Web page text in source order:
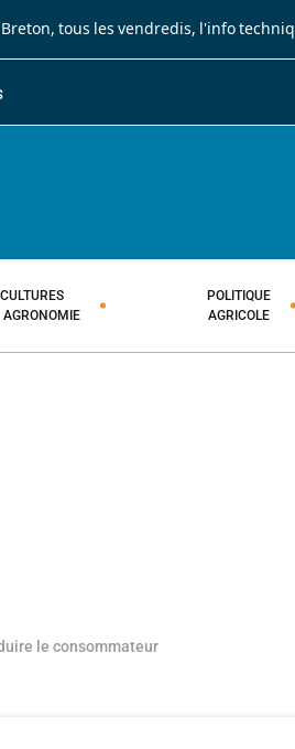
, tous les vendredis, l'info
CULTURES
AGRONOMIE
POLITIQUE
AGRICOLE
le consommateur